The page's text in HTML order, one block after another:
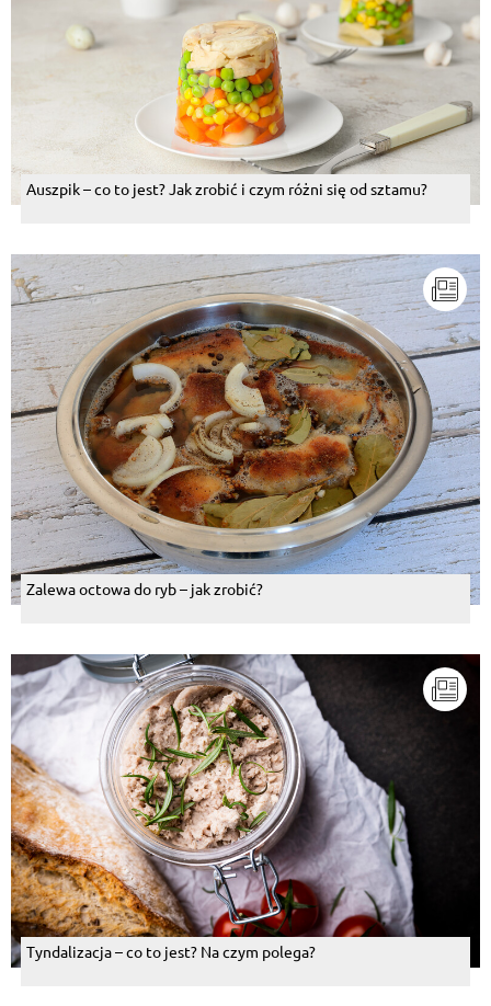
Auszpik – co to jest? Jak zrobić i czym różni się od sztamu?
Zalewa octowa do ryb – jak zrobić?
Tyndalizacja – co to jest? Na czym polega?